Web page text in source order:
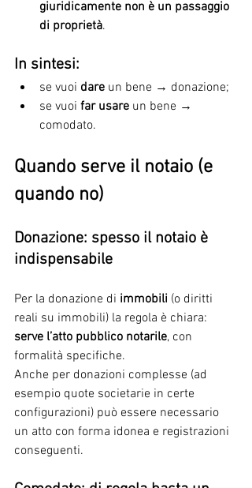
giuridicamente non è un passaggio
di proprietà.
In sintesi:
se vuoi dare un bene → donazione;
se vuoi far usare un bene →
comodato.
Quando serve il notaio (e
quando no)
Donazione: spesso il notaio è
indispensabile
Per la donazione di immobili (o diritti
reali su immobili) la regola è chiara:
serve l’atto pubblico notarile, con
formalità specifiche.
Anche per donazioni complesse (ad
esempio quote societarie in certe
configurazioni) può essere necessario
un atto con forma idonea e registrazioni
conseguenti.